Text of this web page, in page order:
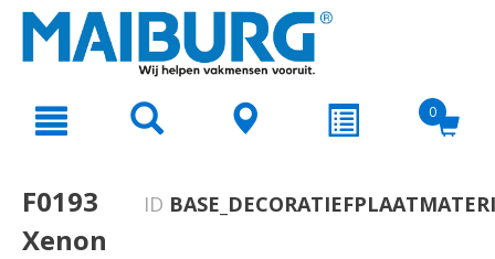
text.skipToNavigation
0
F0193
Xenon
ID